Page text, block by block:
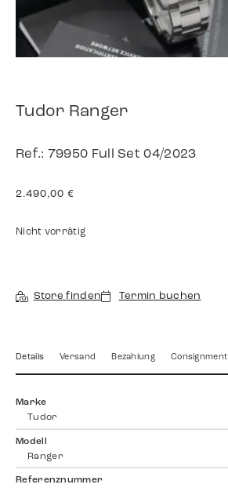
Tudor Ranger
Ref.: 79950 Full Set 04/2023
2.490,00 €
Nicht vorrätig
Store finden Termin buchen
Details Versand Bezahlung Consignment
Marke
Tudor
Modell
Ranger
Referenznummer